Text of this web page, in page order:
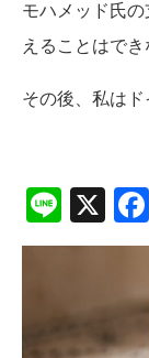
モハメッド氏
えることはでき
その後、私はド
LineX